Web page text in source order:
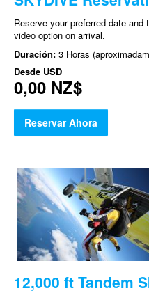
Reserve your preferred date
video option on arrival.
Duración: 3 Horas
Desde USD
0,00 NZ$
Reservar Ahora
12,000 ft Tandem